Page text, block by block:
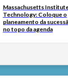
Massachusetts
Technology: Coloque o
planeamento da
no topo da agenda